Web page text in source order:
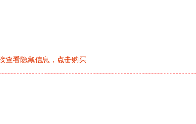
查看隐藏信息， 点击购买